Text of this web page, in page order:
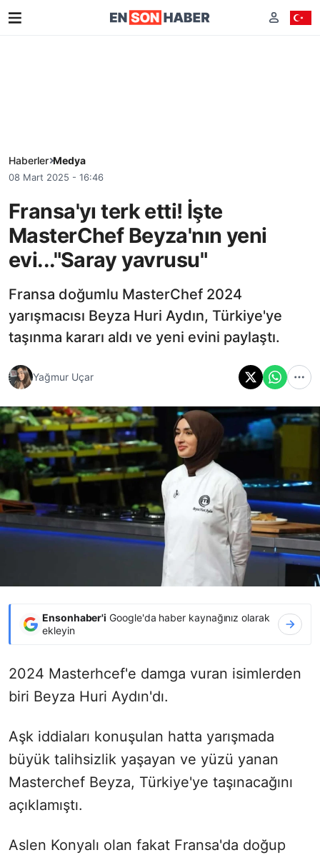
Haberler Medya
08 Mart 2025 - 16:46
Fransa'yı terk etti! İşte
MasterChef Beyza'nın yeni
evi..."Saray yavrusu"
Fransa doğumlu MasterChef 2024
yarışmacısı Beyza Huri Aydın, Türkiye'ye
taşınma kararı aldı ve yeni evini paylaştı.
Yağmur Uçar
Ensonhaber'i Google'da haber kaynağınız olarak
ekleyin
2024 Masterhcef'e damga vuran isimlerden
biri Beyza Huri Aydın'dı.
Aşk iddiaları konuşulan hatta yarışmada
büyük talihsizlik yaşayan ve yüzü yanan
Masterchef Beyza, Türkiye'ye taşınacağını
açıklamıştı.
Aslen Konyalı olan fakat Fransa'da doğup